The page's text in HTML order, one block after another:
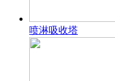
喷淋吸收塔